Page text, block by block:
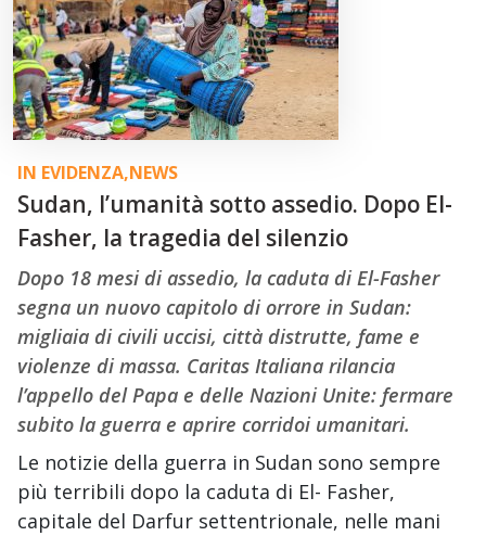
IN EVIDENZA,NEWS
Sudan, l’umanità sotto assedio. Dopo El-
Fasher, la tragedia del silenzio
Dopo 18 mesi di assedio, la caduta di El-Fasher
segna un nuovo capitolo di orrore in Sudan:
migliaia di civili uccisi, città distrutte, fame e
violenze di massa. Caritas Italiana rilancia
l’appello del Papa e delle Nazioni Unite: fermare
subito la guerra e aprire corridoi umanitari.
Le notizie della guerra in Sudan sono sempre
più terribili dopo la caduta di El- Fasher,
capitale del Darfur settentrionale, nelle mani